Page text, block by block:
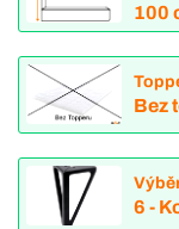
100
Bez
6 -